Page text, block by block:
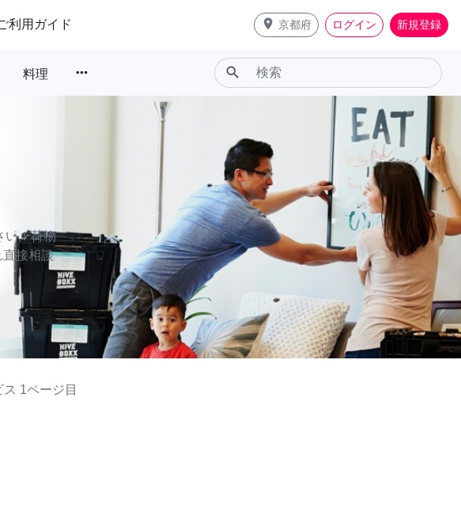
利用ガイド place 京都府 ログイン 新規登録
料理 more_horiz search
い！荷物
直接相談
1ページ目